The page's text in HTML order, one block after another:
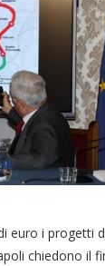
euro i progetti
chiedono il